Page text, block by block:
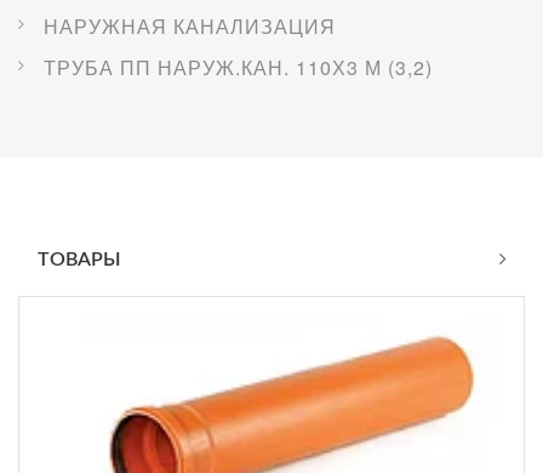
НАРУЖНАЯ КАНАЛИЗАЦИЯ
ТРУБА ПП НАРУЖ.КАН. 110Х3 М (3,2)
ТОВАРЫ